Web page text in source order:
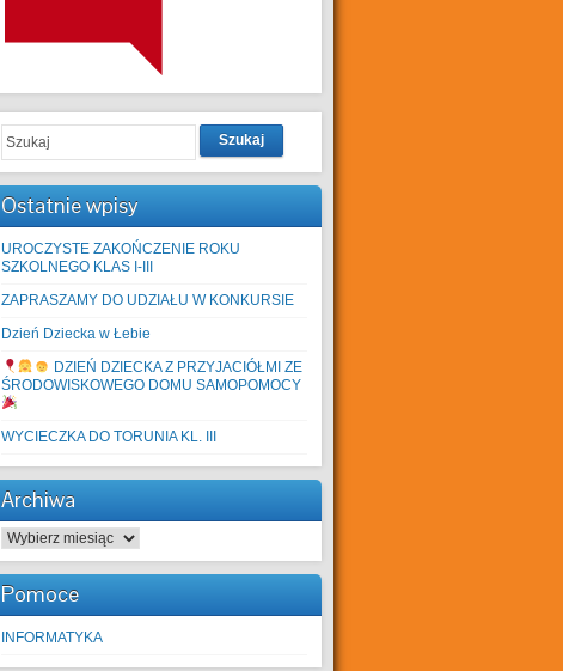
Szukaj
Ostatnie wpisy
UROCZYSTE ZAKOŃCZENIE ROKU
SZKOLNEGO KLAS I-III
ZAPRASZAMY DO UDZIAŁU W KONKURSIE
Dzień Dziecka w Łebie
DZIEŃ DZIECKA Z PRZYJACIÓŁMI ZE
ŚRODOWISKOWEGO DOMU SAMOPOMOCY
WYCIECZKA DO TORUNIA KL. III
Archiwa
Archiwa
Pomoce
INFORMATYKA